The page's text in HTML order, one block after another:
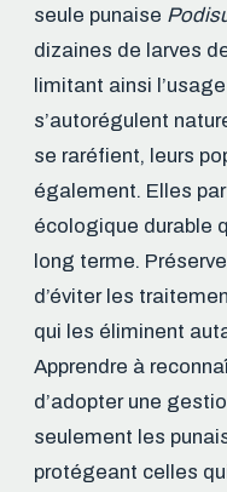
seule punaise
dizaines de larves
limitant ainsi
s’autorégulent
se raréfient, leurs
également. Elles
écologique durable
long terme.
d’éviter les
qui les éliminent
Apprendre à
d’adopter une
seulement les
protégeant celles